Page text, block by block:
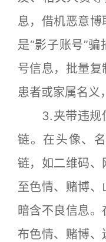
息，借机恶意博
是“影子账号”
号信息，批量
患者或家属名义
3.夹带违规信
链。在头像、
链，如二维码
至色情、赌博
暗含不良信息
布色情、赌博